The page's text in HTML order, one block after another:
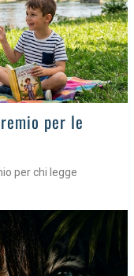
per le
per chi legge